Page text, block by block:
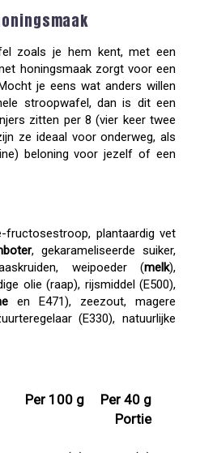
zoals je hem kent, met een
honingsmaak zorgt voor een
je eens wat anders willen
stroopwafel, dan is dit een
zitten per 8 (vier keer twee
ze ideaal voor onderweg, als
beloning voor jezelf of een
fructosestroop, plantaardig vet
, gekarameliseerde suiker,
weipoeder (melk),
olie (raap), rijsmiddel (E500),
en E471), zeezout, magere
(E330), natuurlijke
Per 100 g
Per 40 g
Portie